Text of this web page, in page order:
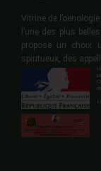
Vitrine de
l’une des plus
propose un choix
spiritueux, des